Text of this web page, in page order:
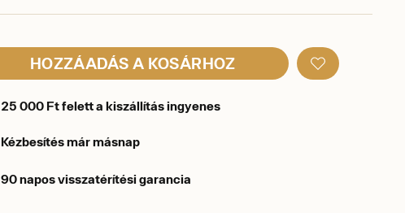
HOZZÁADÁS A KOSÁRHOZ
25 000 Ft felett a kiszállítás ingyenes
Kézbesítés már másnap
90 napos visszatérítési garancia